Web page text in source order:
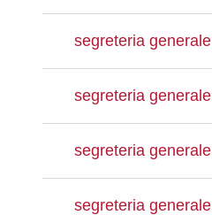
segreteria generale
segreteria generale
segreteria generale
segreteria generale